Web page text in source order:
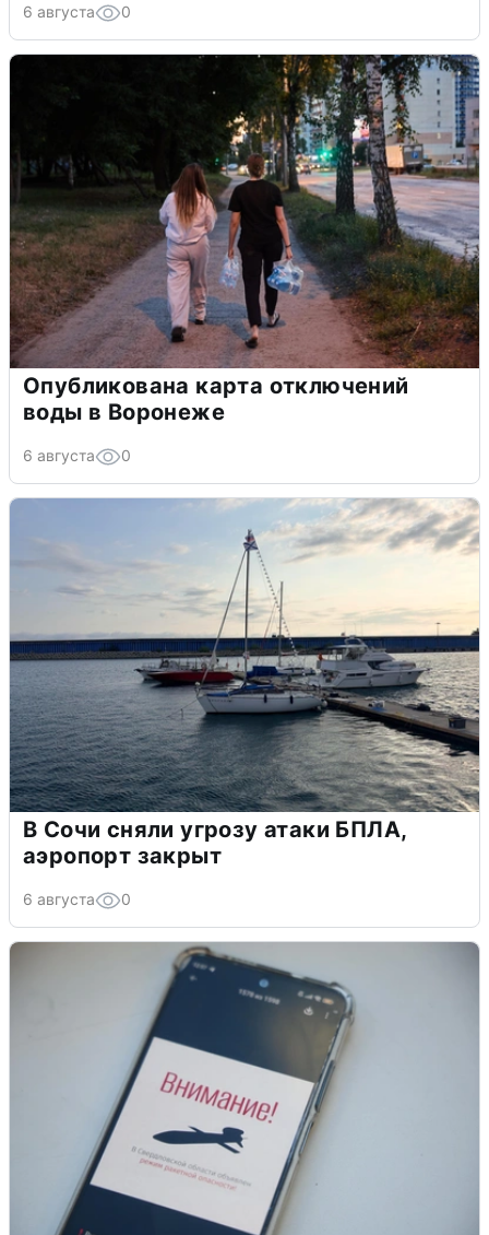
6 августа 0
Опубликована карта отключений
воды в Воронеже
6 августа 0
В Сочи сняли угрозу атаки БПЛА,
аэропорт закрыт
6 августа 0